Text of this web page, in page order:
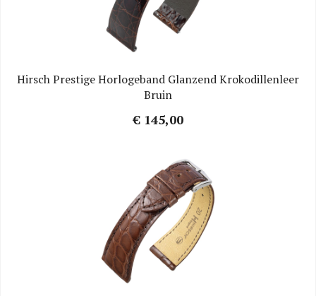
Hirsch Prestige Horlogeband Glanzend Krokodillenleer
Bruin
€ 145,00